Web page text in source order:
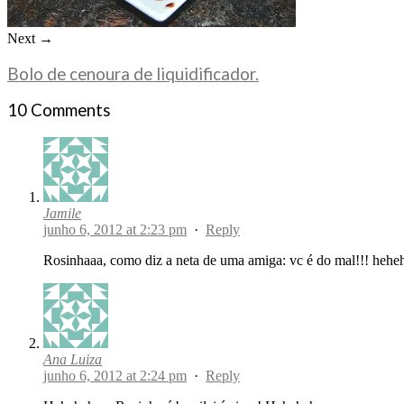
Next →
Bolo de cenoura de liquidificador.
10 Comments
Jamile
junho 6, 2012 at 2:23 pm · Reply
Rosinhaaa, como diz a neta de uma amiga: vc é do mal!!!
Ana Luiza
junho 6, 2012 at 2:24 pm · Reply